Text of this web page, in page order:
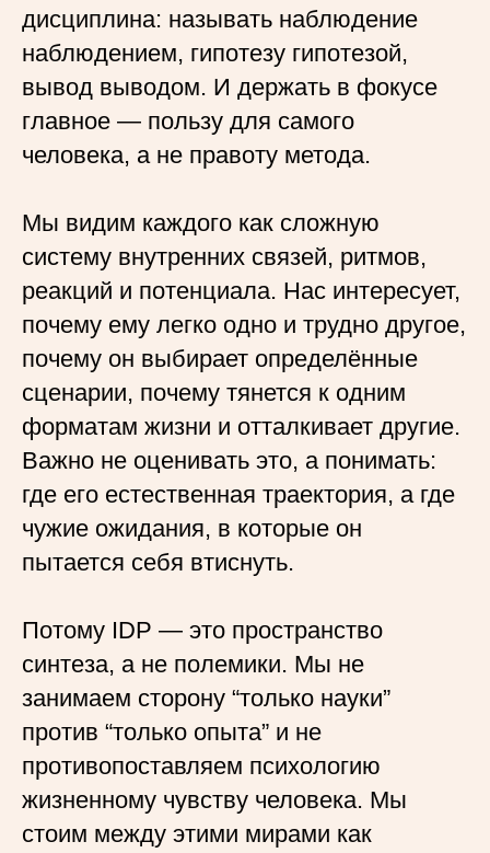
дисциплина: называть наблюдение
наблюдением, гипотезу гипотезой,
вывод выводом. И держать в фокусе
главное — пользу для самого
человека, а не правоту метода.
Мы видим каждого как сложную
систему внутренних связей, ритмов,
реакций и потенциала. Нас интересует,
почему ему легко одно и трудно другое,
почему он выбирает определённые
сценарии, почему тянется к одним
форматам жизни и отталкивает другие.
Важно не оценивать это, а понимать:
где его естественная траектория, а где
чужие ожидания, в которые он
пытается себя втиснуть.
Потому IDP — это пространство
синтеза, а не полемики. Мы не
занимаем сторону “только науки”
против “только опыта” и не
противопоставляем психологию
жизненному чувству человека. Мы
стоим между этими мирами как